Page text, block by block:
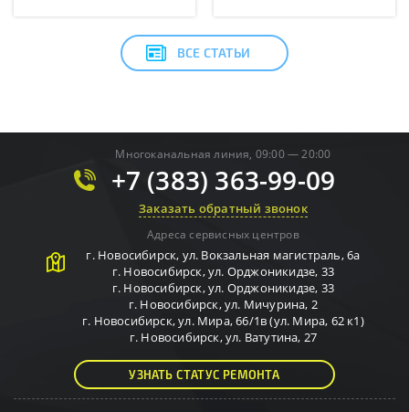
ВСЕ СТАТЬИ
Многоканальная линия, 09:00 — 20:00
+7 (383) 363-99-09
Заказать обратный звонок
Адреса сервисных центров
г. Новосибирск, ул. Вокзальная магистраль, 6а
г. Новосибирск,ул. Орджоникидзе, 33
г. Новосибирск,ул. Орджоникидзе, 33
г. Новосибирск,ул. Мичурина, 2
г. Новосибирск,ул. Мира, 66/1в (ул. Мира, 62 к1)
г. Новосибирск,ул. Ватутина, 27
УЗНАТЬ СТАТУС РЕМОНТА